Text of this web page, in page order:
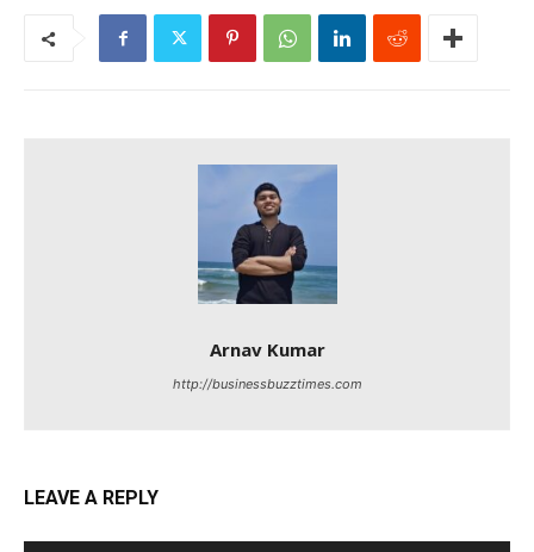
Arnav Kumar
http://businessbuzztimes.com
LEAVE A REPLY